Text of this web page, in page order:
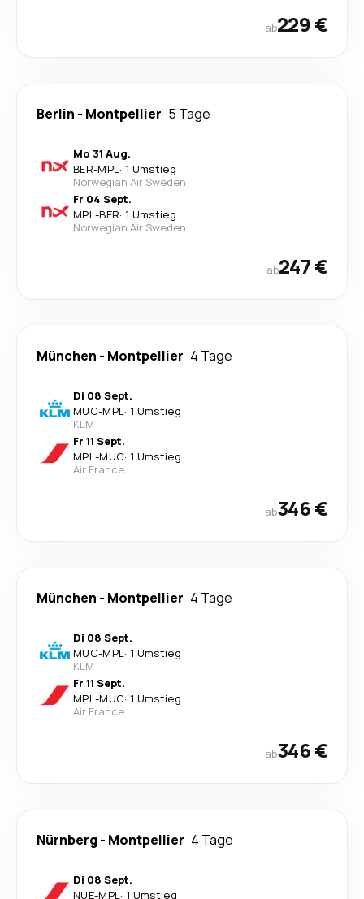
ab229 €
Berlin - Montpellier 5 Tage
Mo 31 Aug.
BER-MPL· 1 Umstieg
Norwegian Air Sweden
Fr 04 Sept.
MPL-BER· 1 Umstieg
Norwegian Air Sweden
ab247 €
München - Montpellier 4 Tage
Di 08 Sept.
MUC-MPL· 1 Umstieg
KLM
Fr 11 Sept.
MPL-MUC· 1 Umstieg
Air France
ab346 €
München - Montpellier 4 Tage
Di 08 Sept.
MUC-MPL· 1 Umstieg
KLM
Fr 11 Sept.
MPL-MUC· 1 Umstieg
Air France
ab346 €
Nürnberg- Montpellier 4 Tage
Di 08 Sept.
NUE-MPL· 1 Umstieg